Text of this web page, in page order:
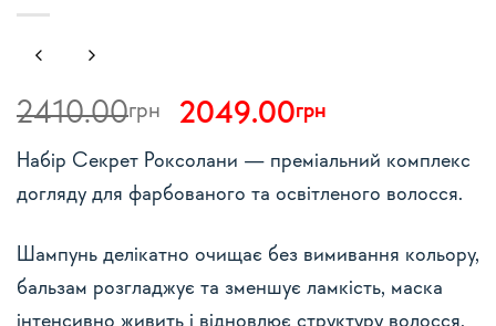
2410.00грн
Оригінальна
2410.00грн.
2049.00грнПоточна
2049.00грн.
Набір Секрет Роксолани — преміальний комплекс
догляду для фарбованого та освітленого волосся.
Шампунь делікатно очищає без вимивання кольору,
бальзам розгладжує та зменшує ламкість, маска